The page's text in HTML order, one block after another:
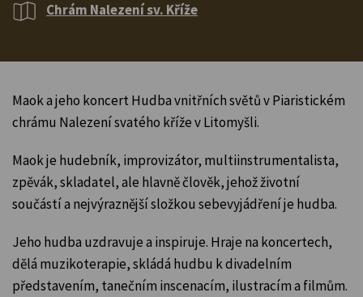
Chrám Nalezení sv. Kříže
Maok a jeho koncert Hudba vnitřních světů v Piaristickém
chrámu Nalezení svatého kříže v Litomyšli.
Maok je hudebník, improvizátor, multiinstrumentalista,
zpěvák, skladatel, ale hlavně člověk, jehož životní
součástí a nejvýraznější složkou sebevyjádření je hudba.
Jeho hudba uzdravuje a inspiruje. Hraje na koncertech,
dělá muzikoterapie, skládá hudbu k divadelním
představením, tanečním inscenacím, ilustracím a filmům.